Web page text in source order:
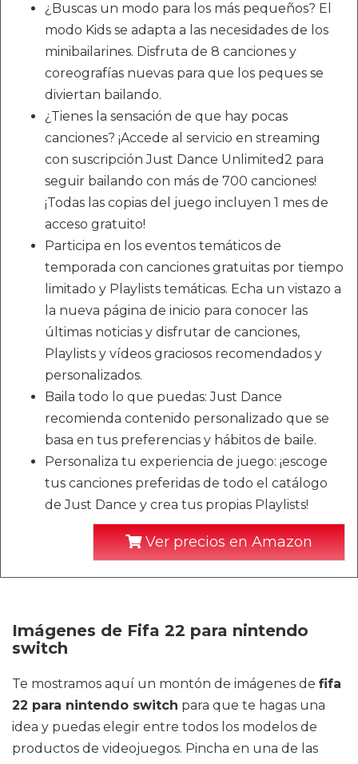
¿Buscas un modo para los más pequeños? El
modo Kids se adapta a las necesidades de los
minibailarines. Disfruta de 8 canciones y
coreografías nuevas para que los peques se
diviertan bailando.
¿Tienes la sensación de que hay pocas
canciones? ¡Accede al servicio en streaming
con suscripción Just Dance Unlimited2 para
seguir bailando con más de 700 canciones!
¡Todas las copias del juego incluyen 1 mes de
acceso gratuito!
Participa en los eventos temáticos de
temporada con canciones gratuitas por tiempo
limitado y Playlists temáticas. Echa un vistazo a
la nueva página de inicio para conocer las
últimas noticias y disfrutar de canciones,
Playlists y vídeos graciosos recomendados y
personalizados.
Baila todo lo que puedas: Just Dance
recomienda contenido personalizado que se
basa en tus preferencias y hábitos de baile.
Personaliza tu experiencia de juego: ¡escoge
tus canciones preferidas de todo el catálogo
de Just Dance y crea tus propias Playlists!
Ver precios en Amazon
Imágenes de Fifa 22 para nintendo
switch
Te mostramos aquí un montón de imágenes de fifa
22 para nintendo switch para que te hagas una
idea y puedas elegir entre todos los modelos de
productos de videojuegos. Pincha en una de las